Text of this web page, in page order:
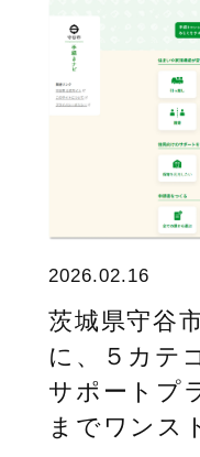
2026.02.16
茨城県守谷
に、５カテ
サポートプ
までワンス